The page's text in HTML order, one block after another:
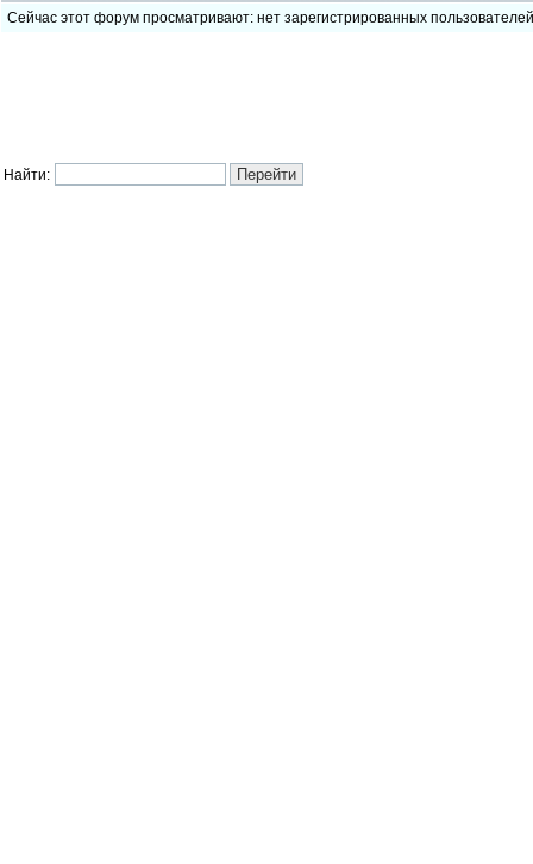
Сейчас этот форум просматривают: нет зарегистрированных пользователей
Найти: